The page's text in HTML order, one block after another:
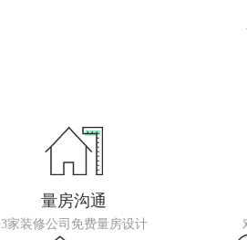
量房沟通
3家装修公司免费量房设计